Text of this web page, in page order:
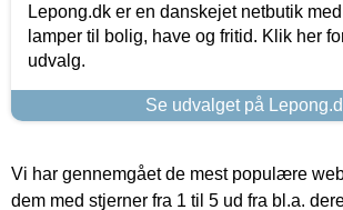
Lepong.dk er en danskejet netbutik
lamper til bolig, have og fritid. Klik her
udvalg.
Se udvalget på
Vi har gennemgået de mest populære
dem med stjerner fra 1 til 5 ud fra bl.a.